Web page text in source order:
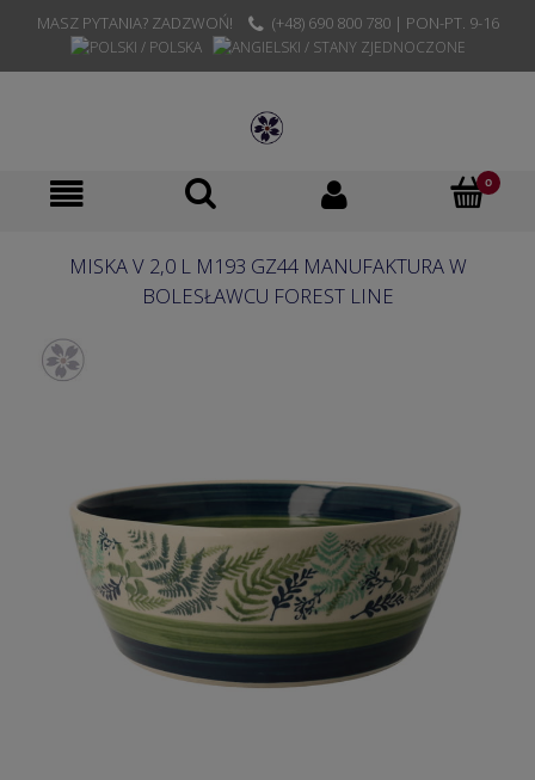
MASZ PYTANIA? ZADZWOŃ! (+48) 690 800 780 | PON-PT. 9-16
MISKA V 2,0 L M193 GZ44 MANUFAKTURA W
BOLESŁAWCU FOREST LINE